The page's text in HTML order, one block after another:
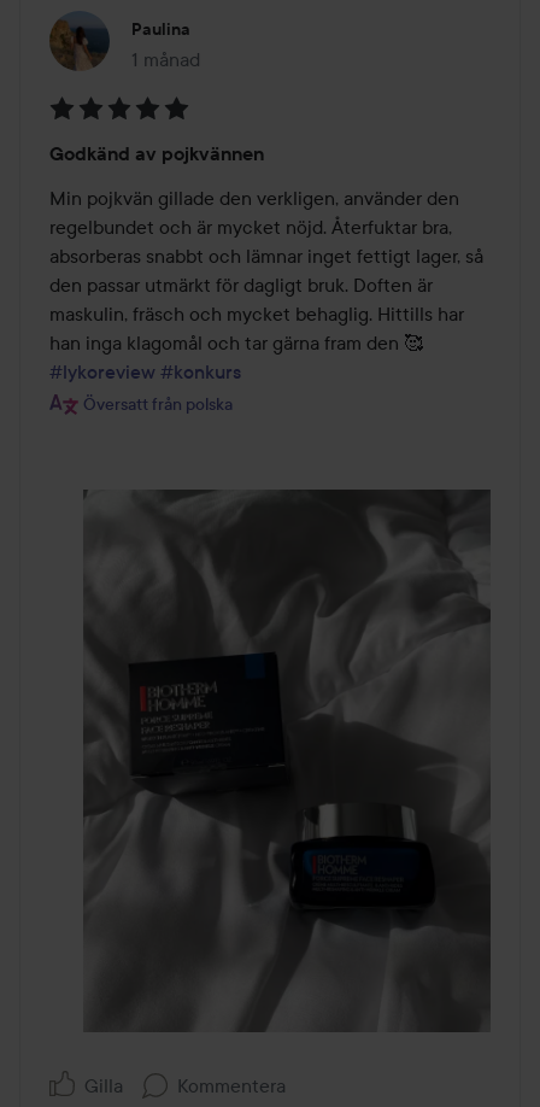
Paulina
1 månad
Inlägget skapades 1 månad
5
av
5
Godkänd av pojkvännen
Min pojkvän gillade den verkligen, använder den
regelbundet och är mycket nöjd. Återfuktar bra,
absorberas snabbt och lämnar inget fettigt lager, så
den passar utmärkt för dagligt bruk. Doften är
maskulin, fräsch och mycket behaglig. Hittills har
#lykoreview #konkurs
Översatt från polska
Gilla Kommentera